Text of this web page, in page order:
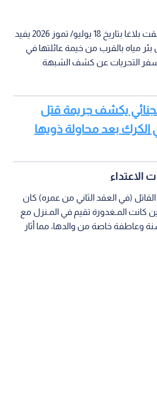
وكانت الأجهزة الأمنية قد تلقت بلاغا بتاريخ 18 يوليو/ تموز 2026 يفيد
مياه بالقرب من خيمة عائلتها في
التحريات عن كشف الشبهة
يكشف جريمة قتل
عاما في الكرك بعد محاولة ذويها
الاعتداء
(في العقد الثاني من عمره) كان
كانت المـغدورة تقيم في المـنزل مع
وعاطفة خاصة من والدها، مما أثار